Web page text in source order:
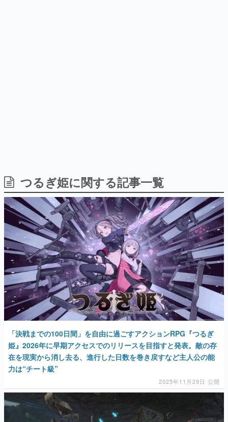
「経験値」「裏技」「ラスボス」… ゲームにまつわる言葉
の起源や用法の変遷を、コンピューター文化史研究家・タ
イニーP氏が徹底調査。
カテゴリ
特集記事
マンガ
女性向け
アプリレビュー
その他
電ファミニコゲーマーとは？
運営：株式会社マレ
「決戦までの100日間」を自由に過ごすアクションRPG『つるぎ
姫』2026年に早期アクセスでのリリースを目指すと発表。敵の存
在を現実から消し去る、進行した日数を巻き戻すなど主人公の能
力は“チート級”
2025年11月29日 公開